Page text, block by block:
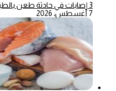
3 إصابات في حادثة طعن بالطيبة داخل أراضي الـ48
7 أغسطس، 2026